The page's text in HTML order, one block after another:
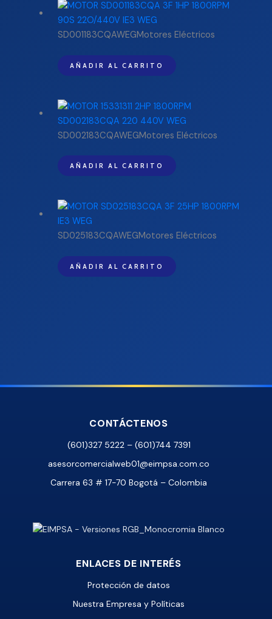
SD001183CQAWEGMotores Eléctricos
AÑADIR AL CARRITO
SD002183CQAWEGMotores Eléctricos
AÑADIR AL CARRITO
SD025183CQAWEGMotores Eléctricos
AÑADIR AL CARRITO
CONTÁCTENOS
(601)327 5222 – (601)744 7391
asesorcomercialweb01@eimpsa.com.co
Carrera 63 # 17-70 Bogotá – Colombia
ENLACES DE INTERÉS
Protección de datos
Nuestra Empresa y Políticas